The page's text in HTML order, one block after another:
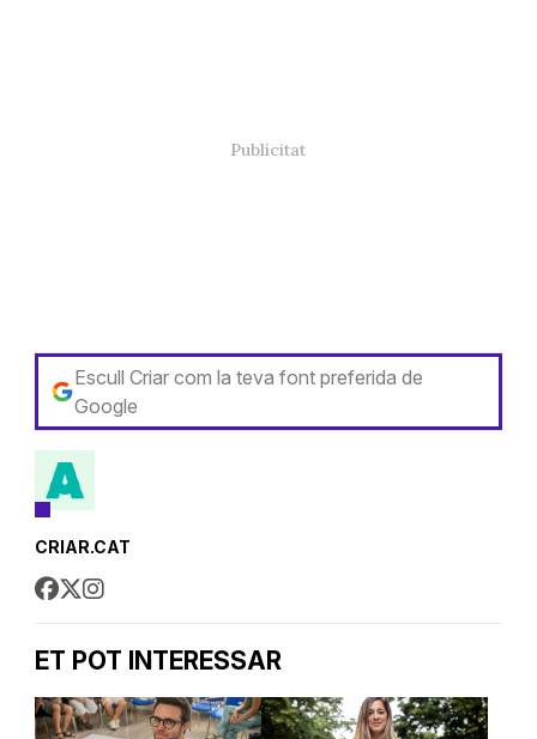
Escull Criar com la teva font preferida de
Google
CRIAR.CAT
ET POT INTERESSAR